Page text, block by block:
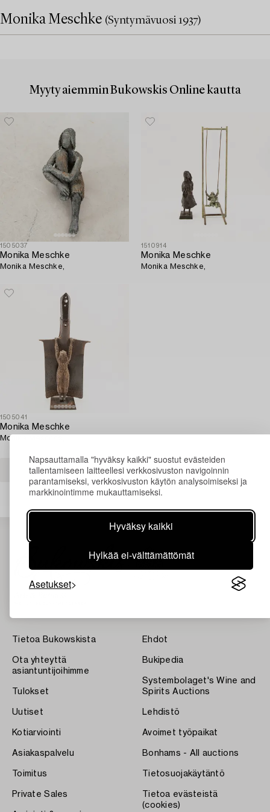
Napsauttamalla "hyväksy kaikki" suostut evästeiden
tallentamiseen laitteellesi verkkosivuston navigoinnin
parantamiseksi, verkkosivuston käytön analysoimiseksi ja
markkinointimme mukauttamiseksi.
Hyväksy kaikki
Hylkää ei-välttämättömät
Asetukset
Monika Meschke (Syntymävuosi 1937)
Myyty aiemmin Bukowskis Online kautta
1505037
Monika Meschke
Monika Meschke,
1510914
Monika Meschke
Monika Meschke,
1505041
Monika Meschke
Monika Meschke,
KATSO KAIKKI
Tietoa Bukowskista
Ota yhteyttä
asiantuntijoihimme
Tulokset
Uutiset
Kotiarviointi
Asiakaspalvelu
Toimitus
Private Sales
Ehdot
Bukipedia
Systembolaget's Wine and
Spirits Auctions
Lehdistö
Avoimet työpaikat
Bonhams - All auctions
Tietosuojakäytäntö
Tietoa evästeistä
(cookies)